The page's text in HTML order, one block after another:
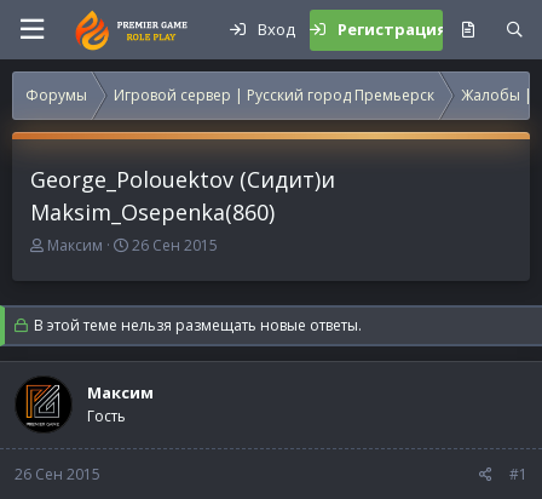
Вход Регистрация
Форумы Игровой сервер | Русский город Премьерск Жалобы |
George_Polouektov (Сидит)и
Maksim_Osepenka(860)
А
т
о
р
т
е
м
ы
Максим
Д
т
а
н
а
а
26 Сен 2015
В этой теме нельзя размещать новые ответы.
Максим
Гость
26 Сен 2015 #1